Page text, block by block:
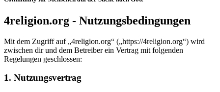
4religion.org - Nutzungsbedingungen
Mit dem Zugriff auf „4religion.org“ („https://4religion.org“) wird
zwischen dir und dem Betreiber ein Vertrag mit folgenden
Regelungen geschlossen:
1. Nutzungsvertrag